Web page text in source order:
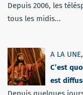
Depuis 2006, les
tous les midis...
A LA UNE,
C’est
est